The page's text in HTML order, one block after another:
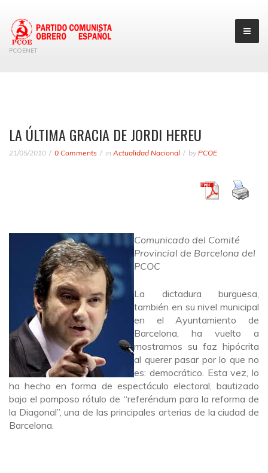
PCOENET
LA ÚLTIMA GRACIA DE JORDI HEREU
21/05/2010 0 Comments in Actualidad Nacional by PCOE
Comunicado del Comité
Provincial de Barcelona del
PCOC
La dictadura burguesa,
también en su nivel municipal
en el Ayuntamiento de
Barcelona, ha vuelto a
mostrarnos su faz hipócrita
al querer pasar por lo que no
es: democrático. Esta vez, lo
ha hecho en forma de espectáculo electoral, bautizado
bajo el pomposo rótulo de “referéndum para la reforma de
la Diagonal”, una de las principales arterias de la ciudad de
Barcelona.